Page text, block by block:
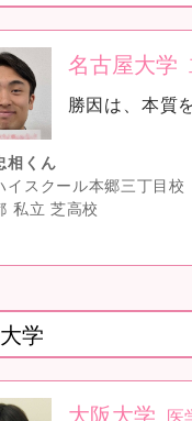
名古屋大学
勝因は、本質
相くん
イスクール本郷三丁目校
私立 芝高校
学
大阪大学